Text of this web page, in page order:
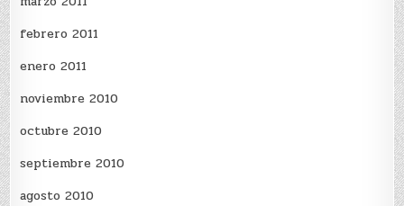
febrero 2011
enero 2011
noviembre 2010
octubre 2010
septiembre 2010
agosto 2010